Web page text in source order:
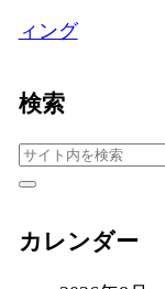
ィング
検索
カレンダー